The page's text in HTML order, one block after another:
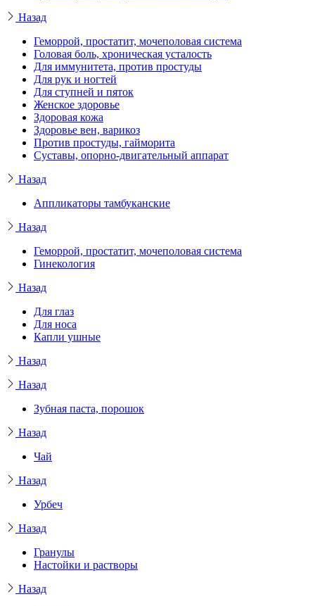
Назад
Геморрой, простатит, мочеполовая система
Головая боль, хроническая усталость
Для иммунитета, против простуды
Для рук и ногтей
Для ступней и пяток
Женское здоровье
Здоровая кожа
Здоровье вен, варикоз
Против простуды, гайморита
Суставы, опорно-двигательный аппарат
Назад
Аппликаторы тамбуканские
Назад
Геморрой, простатит, мочеполовая система
Гинекология
Назад
Для глаз
Для носа
Капли ушные
Назад
Назад
Зубная паста, порошок
Назад
Чай
Назад
Урбеч
Назад
Гранулы
Настойки и растворы
Назад